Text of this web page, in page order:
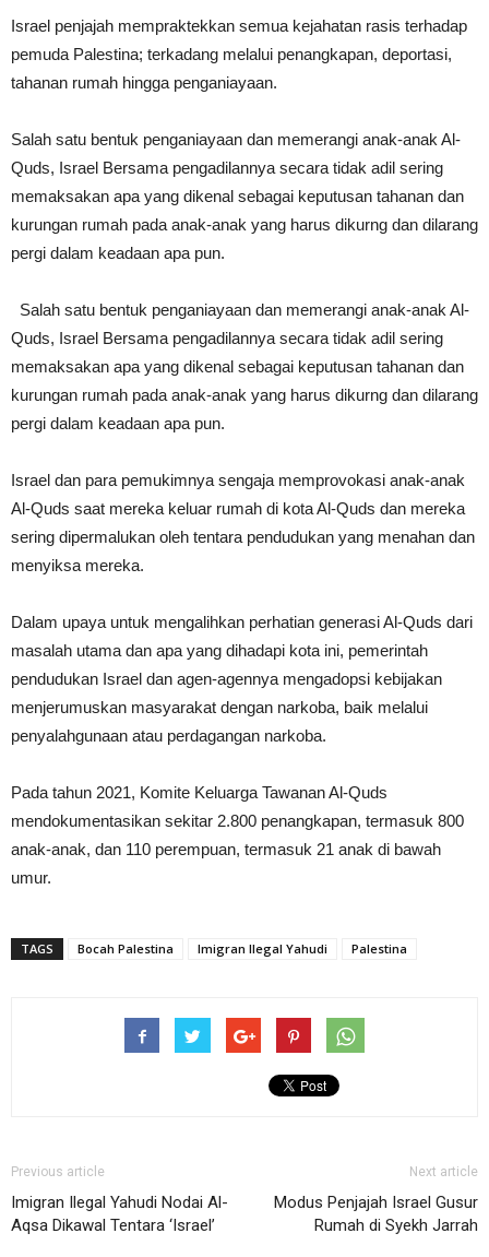
Israel penjajah mempraktekkan semua kejahatan rasis terhadap
pemuda Palestina; terkadang melalui penangkapan, deportasi,
tahanan rumah hingga penganiayaan.
Salah satu bentuk penganiayaan dan memerangi anak-anak Al-
Quds, Israel Bersama pengadilannya secara tidak adil sering
memaksakan apa yang dikenal sebagai keputusan tahanan dan
kurungan rumah pada anak-anak yang harus dikurng dan dilarang
pergi dalam keadaan apa pun.
Salah satu bentuk penganiayaan dan memerangi anak-anak Al-
Quds, Israel Bersama pengadilannya secara tidak adil sering
memaksakan apa yang dikenal sebagai keputusan tahanan dan
kurungan rumah pada anak-anak yang harus dikurng dan dilarang
pergi dalam keadaan apa pun.
Israel dan para pemukimnya sengaja memprovokasi anak-anak
Al-Quds saat mereka keluar rumah di kota Al-Quds dan mereka
sering dipermalukan oleh tentara pendudukan yang menahan dan
menyiksa mereka.
Dalam upaya untuk mengalihkan perhatian generasi Al-Quds dari
masalah utama dan apa yang dihadapi kota ini, pemerintah
pendudukan Israel dan agen-agennya mengadopsi kebijakan
menjerumuskan masyarakat dengan narkoba, baik melalui
penyalahgunaan atau perdagangan narkoba.
Pada tahun 2021, Komite Keluarga Tawanan Al-Quds
mendokumentasikan sekitar 2.800 penangkapan, termasuk 800
anak-anak, dan 110 perempuan, termasuk 21 anak di bawah
umur.
TAGS Bocah Palestina Imigran Ilegal Yahudi Palestina
Previous article
Imigran Ilegal Yahudi Nodai Al-
Aqsa Dikawal Tentara ‘Israel’
Next article
Modus Penjajah Israel Gusur
Rumah di Syekh Jarrah